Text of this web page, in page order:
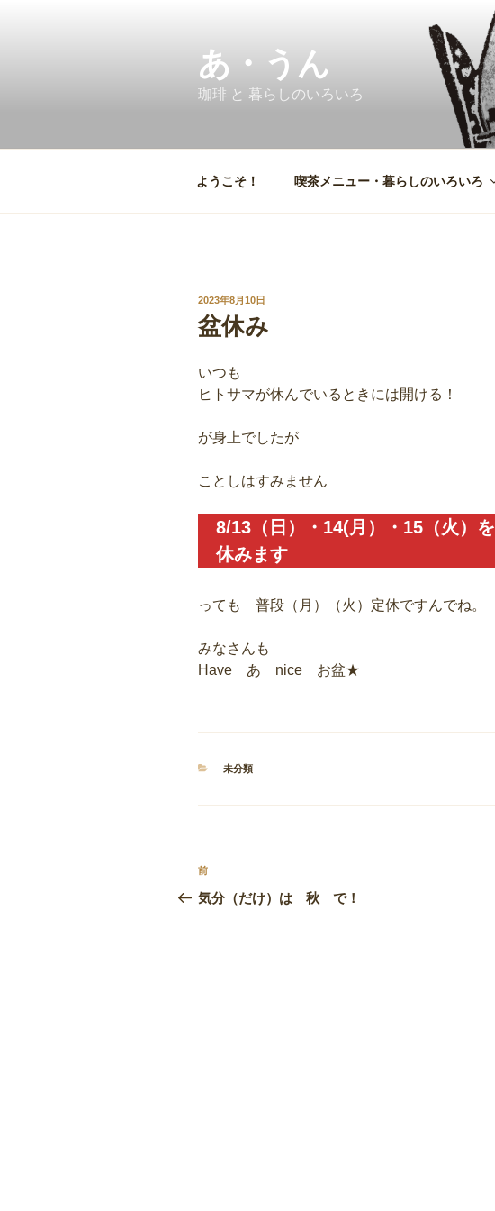
あ・うん
珈琲 と 暮らしのいろいろ
ようこそ！ 喫茶メニュー・暮らしのいろいろ
投
稿
日:
2023年8月10日
盆休み
いつも
ヒトサマが休んでいるときには開ける！
が身上でしたが
ことしはすみません
8/13（日）・14(月）・15（火）を
休みます
っても 普段（月）（火）定休ですんでね。
みなさんも
Have あ nice お盆★
カ
未分類
投
稿
前
の
前
気分（だけ）は 秋 で！